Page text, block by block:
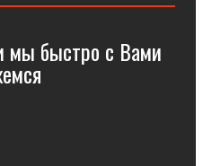
мы быстро с Вами